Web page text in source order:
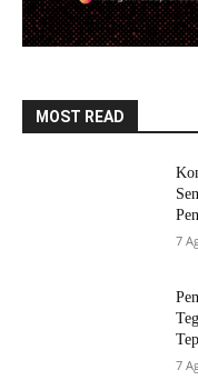
MOST READ
7
7